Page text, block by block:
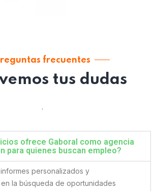
frecuentes
tus dudas
.
ofrece Gaboral como agencia
para quienes buscan empleo?
personalizados y
la búsqueda de oportunidades